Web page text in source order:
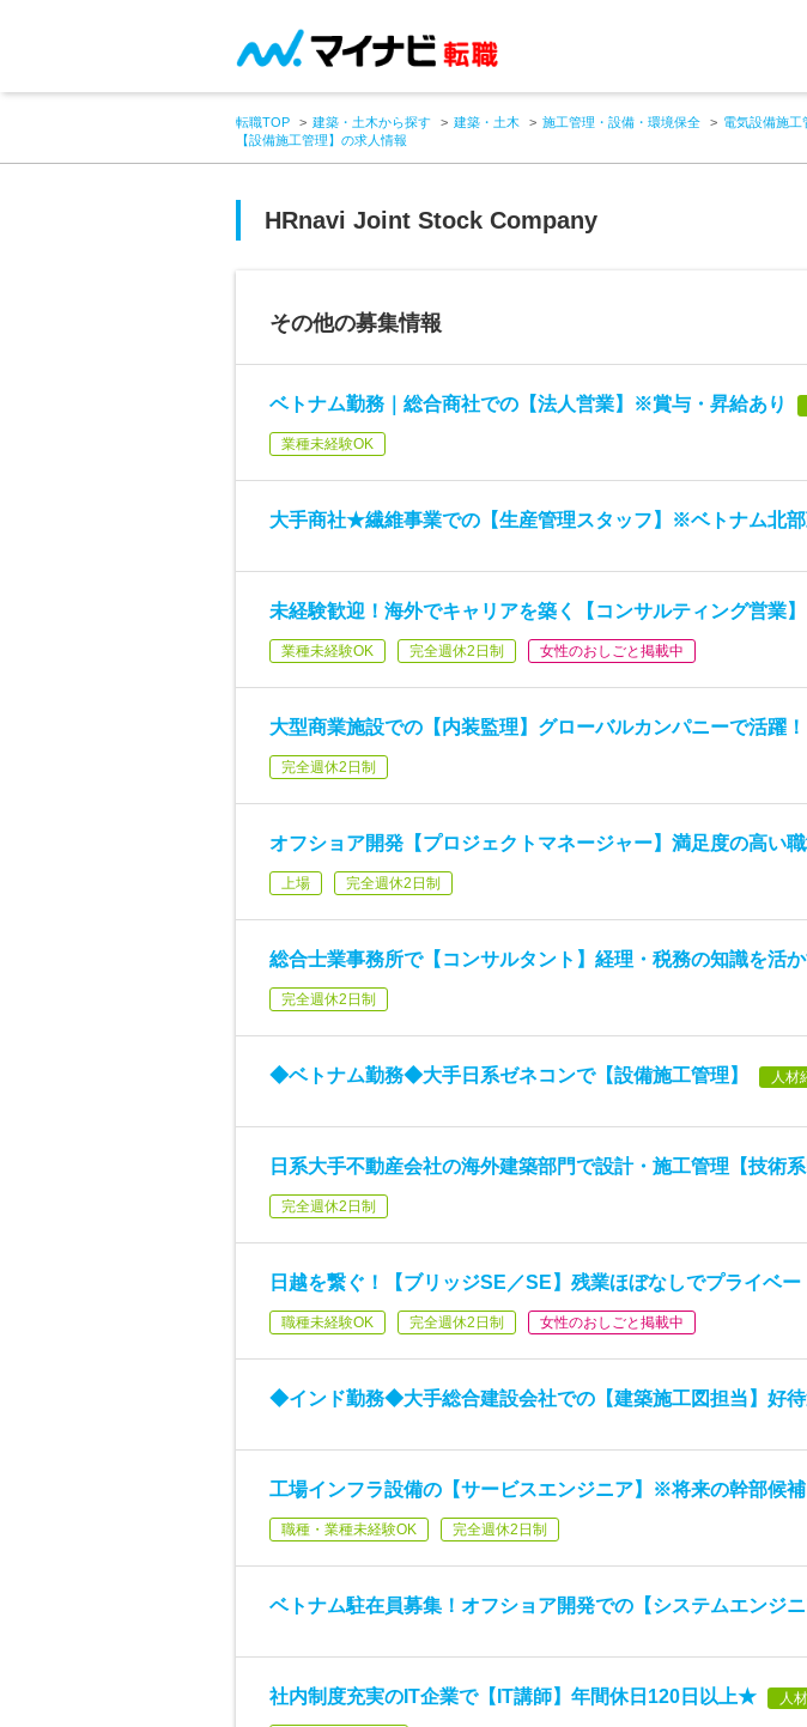
転職TOP 建築・土木から探す 建築・土木 施工管理・設備・環境保全 電気設備施工
【設備施工管理】の求人情報
HRnavi Joint Stock Company
その他の募集情報
ベトナム勤務｜総合商社での【法人営業】※賞与・昇給あり
業種未経験OK
大手商社★繊維事業での【生産管理スタッフ】※ベトナム北
未経験歓迎！海外でキャリアを築く【コンサルティング営業】
業種未経験OK 完全週休2日制 女性のおしごと掲載中
大型商業施設での【内装監理】グローバルカンパニーで活躍！
完全週休2日制
オフショア開発【プロジェクトマネージャー】満足度の高い
上場 完全週休2日制
総合士業事務所で【コンサルタント】経理・税務の知識を活
完全週休2日制
◆ベトナム勤務◆大手日系ゼネコンで【設備施工管理】 人材
日系大手不動産会社の海外建築部門で設計・施工管理【技術系
完全週休2日制
日越を繋ぐ！【ブリッジSE／SE】残業ほぼなしでプライベー
職種未経験OK 完全週休2日制 女性のおしごと掲載中
◆インド勤務◆大手総合建設会社での【建築施工図担当】好
工場インフラ設備の【サービスエンジニア】※将来の幹部候補
職種・業種未経験OK 完全週休2日制
ベトナム駐在員募集！オフショア開発での【システムエンジニ
社内制度充実のIT企業で【IT講師】年間休日120日以上★ 人